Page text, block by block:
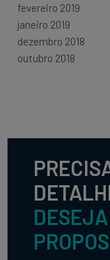
fevereiro 2019
janeiro 2019
dezembro 2018
outubro 2018